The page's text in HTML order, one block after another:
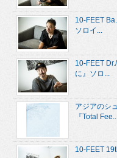
10-FEET
ソロイ...
10-FEET
に』ソロ...
アジアのシ
『Total
10-FEET